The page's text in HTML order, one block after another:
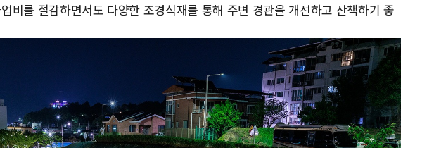
비를 절감하면서도 다양한 조경식재를 통해 주변 경관을 개선하고 산책하기 좋